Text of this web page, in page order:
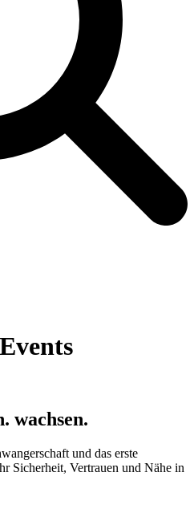
wachsen.
und das erste
Sicherheit, Vertrauen und Nähe in